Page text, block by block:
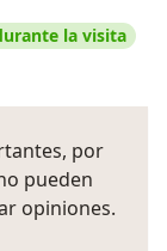
la visita
por
pueden
opiniones.